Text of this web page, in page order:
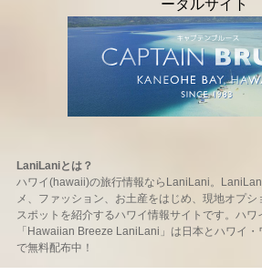
LaniLaniとは？
ハワイ(hawaii)の旅行情報ならLaniLani。
メ、ファッション、お土産をはじめ、現地オプ
スポットを紹介するハワイ情報サイトです。ハワ
「Hawaiian Breeze LaniLani」は日本とハワイ
で無料配布中！